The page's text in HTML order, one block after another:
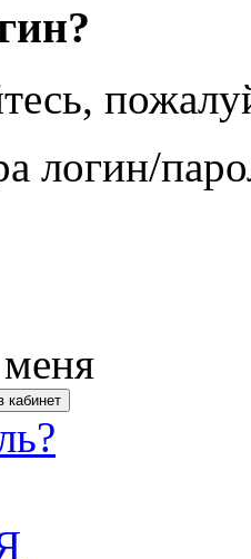
логин/